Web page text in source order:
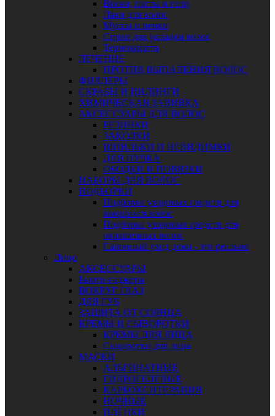
Воски, пасты и гели
Лаки для волос
Муссы и пенки
Спреи для укладки волос
Термозащита
ЛЕЧЕНИЕ
ПРОТИВ ВЫПАДЕНИЯ ВОЛОС
ФИЛЛЕРЫ
СКРАБЫ И ПИЛИНГИ
ХИМИЧЕСКАЯ ЗАВИВКА
АКСЕССУАРЫ ДЛЯ ВОЛОС
РЕЗИНКИ
ЗАКОЛКИ
ШПИЛЬКИ И НЕВИДИМКИ
ДЛЯ ПУЧКА
ОБОДКИ И ПОВЯЗКИ
НАБОРЫ ДЛЯ ВОЛОС
ПОДБОРКИ
Подборка уходовых средств для
вьющихся волос
Подборка уходовых средств для
окрашенных волос
Салонный уход дома - это реально
Лицо
АКСЕССУАРЫ
Бьюти-гаджеты
ВОКРУГ ГЛАЗ
ДЛЯ ГУБ
ЗАЩИТА ОТ СОЛНЦА
КРЕМЫ И СЫВОРОТКИ
КРЕМЫ ДЛЯ ЛИЦА
Сыворотки для лица
МАСКИ
АЛЬГИНАТНЫЕ
ГИДРОГЕЛЕВЫЕ
КАРБОКСИТЕРАПИЯ
НОЧНЫЕ
ПЛЁНКИ